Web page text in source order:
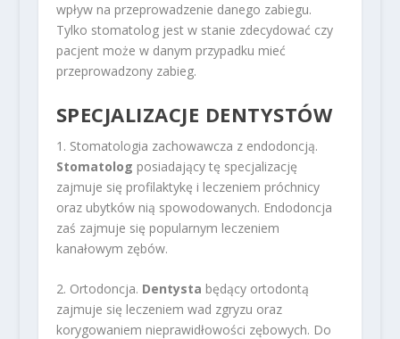
wpływ na przeprowadzenie danego zabiegu.
Tylko stomatolog jest w stanie zdecydować czy
pacjent może w danym przypadku mieć
przeprowadzony zabieg.
SPECJALIZACJE DENTYSTÓW
1. Stomatologia zachowawcza z endodoncją.
Stomatolog posiadający tę specjalizację
zajmuje się profilaktykę i leczeniem próchnicy
oraz ubytków nią spowodowanych. Endodoncja
zaś zajmuje się popularnym leczeniem
kanałowym zębów.
2. Ortodoncja. Dentysta będący ortodontą
zajmuje się leczeniem wad zgryzu oraz
korygowaniem nieprawidłowości zębowych. Do